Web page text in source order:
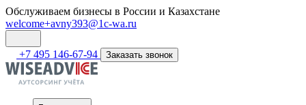
Обслуживаем бизнесы в России и Казахстане
welcome+avny393@1c-wa.ru
+7 495 146-67-94 Заказать звонок